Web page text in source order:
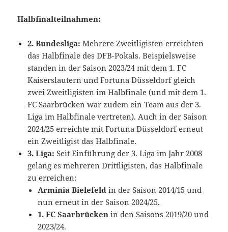
Halbfinalteilnahmen:
2. Bundesliga: Mehrere Zweitligisten erreichten
das Halbfinale des DFB-Pokals. Beispielsweise
standen in der Saison 2023/24 mit dem 1. FC
Kaiserslautern und Fortuna Düsseldorf gleich
zwei Zweitligisten im Halbfinale (und mit dem 1.
FC Saarbrücken war zudem ein Team aus der 3.
Liga im Halbfinale vertreten). Auch in der Saison
2024/25 erreichte mit Fortuna Düsseldorf erneut
ein Zweitligist das Halbfinale.
3. Liga: Seit Einführung der 3. Liga im Jahr 2008
gelang es mehreren Drittligisten, das Halbfinale
zu erreichen:
Arminia Bielefeld in der Saison 2014/15 und
nun erneut in der Saison 2024/25.
1. FC Saarbrücken in den Saisons 2019/20 und
2023/24.